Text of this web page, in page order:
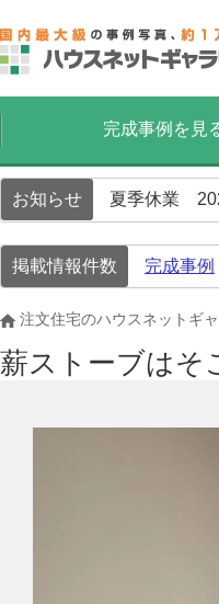
完成事例を見
お知らせ 夏季休業
掲載情報件数 完成事例
注文住宅のハウスネットギ
薪ストーブはそ